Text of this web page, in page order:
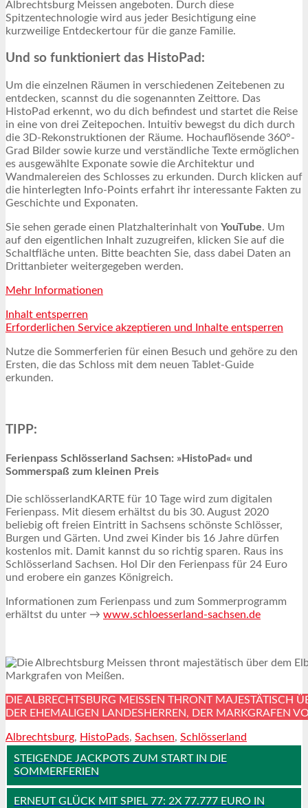
Albrechtsburg Meissen angeboten. Durch diese
Spitzentechnologie wird aus jeder Besichtigung eine
kurzweilige Entdeckertour für die ganze Familie.
Und so funktioniert das HistoPad:
Um die einzelnen Räumen in verschiedenen Zeitebenen zu
entdecken, scannst du die sogenannten Zeittore. Das
HistoPad erkennt, wo du dich befindest und startet die Reise
in eine von drei Zeitepochen. Intuitiv bewegst du dich durch
die 3D-Rekonstruktionen der Räume. Hochauflösende 360°-
Grad Bilder sowie kurze und verständliche Texte ermöglichen
es ausgewählte Exponate sowie die Architektur und
Wandmalereien des Schlosses zu erkunden. Durch klicken auf
die hinterlegten Info-Points erfahrt ihr interessante Fakten zu
Geschichte und Exponaten.
Sie sehen gerade einen Platzhalterinhalt von YouTube. Um
auf den eigentlichen Inhalt zuzugreifen, klicken Sie auf die
Schaltfläche unten. Bitte beachten Sie, dass dabei Daten an
Drittanbieter weitergegeben werden.
Mehr Informationen
Inhalt entsperren
Erforderlichen Service akzeptieren und Inhalte entsperren
Nutze die Sommerferien für einen Besuch und gehöre zu den
Ersten, die das Schloss mit dem neuen Tablet-Guide
erkunden.
TIPP:
Ferienpass Schlösserland Sachsen: »HistoPad« und
Sommerspaß zum kleinen Preis
Die schlösserlandKARTE für 10 Tage wird zum digitalen
Ferienpass. Mit diesem erhältst du bis 30. August 2020
beliebig oft freien Eintritt in Sachsens schönste Schlösser,
Burgen und Gärten. Und zwei Kinder bis 16 Jahre dürfen
kostenlos mit. Damit kannst du so richtig sparen. Raus ins
Schlösserland Sachsen. Hol Dir den Ferienpass für 24 Euro
und erobere ein ganzes Königreich.
Informationen zum Ferienpass und zum Sommerprogramm
erhältst du unter → www.schloesserland-sachsen.de
DIE ALBRECHTSBURG MEISSEN THRONT
DER EHEMALIGEN LANDESHERREN, DER MARKGRAFEN
Albrechtsburg, HistoPads, Sachsen, Schlösserland
STEIGENDE JACKPOTS ZUM START IN DIE
SOMMERFERIEN
ERNEUT GLÜCK MIT SPIEL 77: 2X 77.777 EURO IN